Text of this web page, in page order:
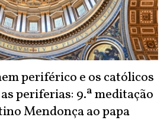
periférico e os católicos
periferias: 9.ª meditação
Mendonça ao papa